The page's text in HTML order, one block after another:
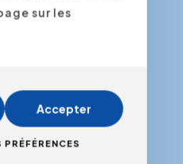
LinkedInYoutube
sur les
Accepter
PRÉFÉRENCES